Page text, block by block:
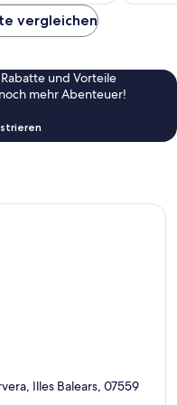
vergleichen
und Vorteile
mehr Abenteuer!
Illes Balears, 07559